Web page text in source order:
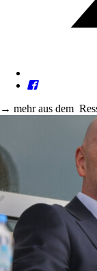
→ mehr aus dem